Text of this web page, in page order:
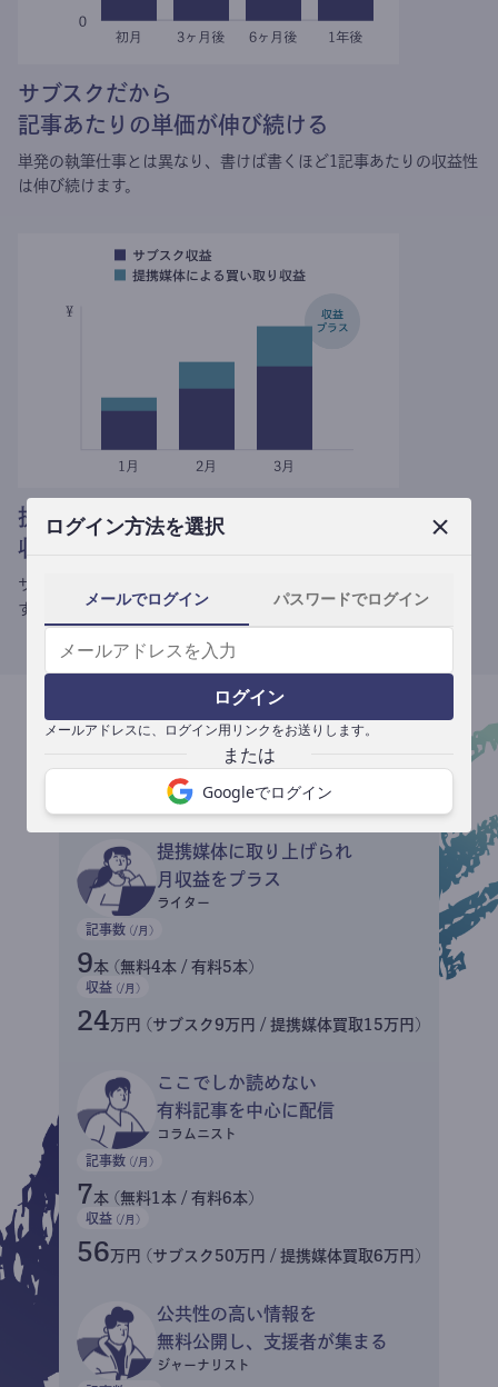
ログイン方法を選択
メールでログイン パスワードでログイン
ログイン
メールアドレスに、ログイン用リンクをお送りします。
Googleでログイン
サブスクだから
記事あたりの単価が伸び続ける
単発の執筆仕事とは異なり、 書けば書くほど1記事あたりの収益性
は伸び続けます。
提携媒体による記事買い取りで
収益がプラスされる
サブスク収益にメディアへの記事提供の売り上げをプラスできま
す。
収益イメージ
提携媒体に取り上げられ
月収益をプラス
ライター
記事数 (/月)
9本 (無料4本 / 有料5本)
収益 (/月)
24万円 (サブスク9万円 / 提携媒体買取15万円)
ここでしか読めない
有料記事を中心に配信
コラムニスト
記事数 (/月)
7本 (無料1本 / 有料6本)
収益 (/月)
56万円 (サブスク50万円 / 提携媒体買取6万円)
公共性の高い情報を
無料公開し、支援者が集まる
ジャーナリスト